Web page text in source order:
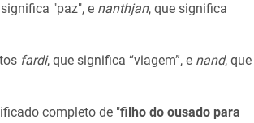
"paz", e nanthjan, que significa
fardi, que significa “viagem”, e nand, que
completo de "filho do ousado para